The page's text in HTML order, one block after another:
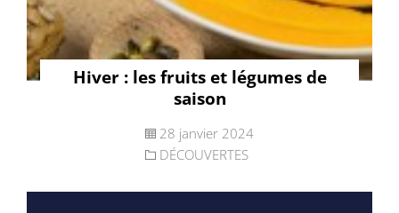
Hiver : les fruits et légumes de
saison
28 janvier 2024
DÉCOUVERTES